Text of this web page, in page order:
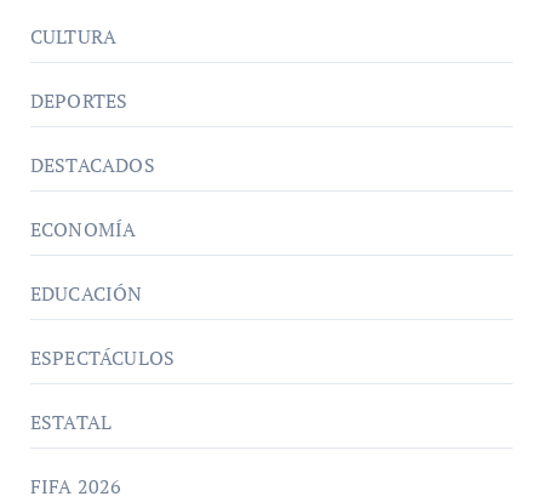
CULTURA
DEPORTES
DESTACADOS
ECONOMÍA
EDUCACIÓN
ESPECTÁCULOS
ESTATAL
FIFA 2026